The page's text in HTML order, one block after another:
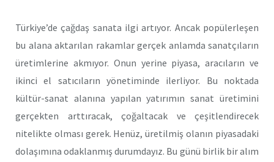
Türkiye’de çağdaş sanata ilgi artıyor. Ancak popülerleşen
bu alana aktarılan rakamlar gerçek anlamda sanatçıların
üretimlerine akmıyor. Onun yerine piyasa, aracıların ve
ikinci el satıcıların yönetiminde ilerliyor. Bu noktada
kültür-sanat alanına yapılan yatırımın sanat üretimini
gerçekten arttıracak, çoğaltacak ve çeşitlendirecek
nitelikte olması gerek. Henüz, üretilmiş olanın piyasadaki
dolaşımına odaklanmış durumdayız. Bu günü birlik bir alım